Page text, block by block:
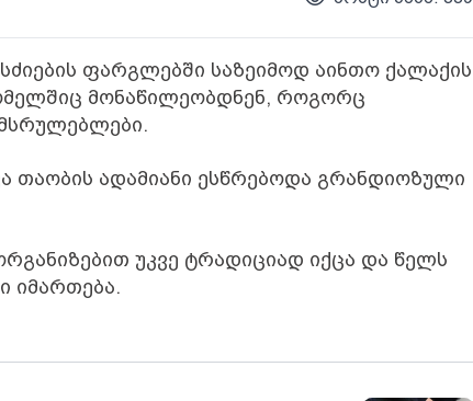
ფარგლებში საზეიმოდ აინთო ქალაქის
მონაწილეობდნენ, როგორც
თაობის ადამიანი ესწრებოდა გრანდიოზული
უკვე ტრადიციად იქცა და წელს
იმართება.